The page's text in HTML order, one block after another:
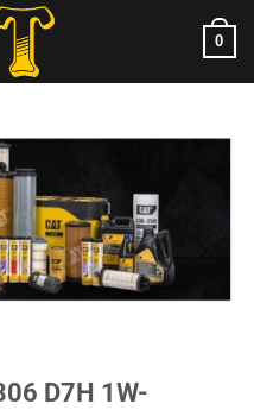
0
D7H 1W-